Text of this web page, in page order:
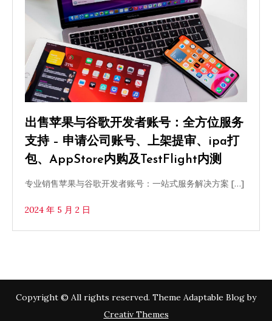
出售苹果与谷歌开发者账号：全方位服务
支持 – 申请公司账号、上架提审、ipa打
包、AppStore内购及TestFlight内测
专业销售苹果与谷歌开发者账号：一站式服务解决方案 […]
2024 年 5 月 2 日
Copyright © All rights reserved. Theme Adaptable Blog by
Creativ Themes